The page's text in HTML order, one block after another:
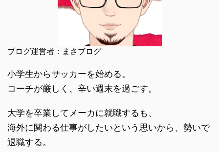
ブログ運営者：まさブログ
小学生からサッカーを始める。
コーチが厳しく、辛い週末を過ごす。
大学を卒業してメーカに就職するも、
海外に関わる仕事がしたいという思いから、勢いで
退職する。